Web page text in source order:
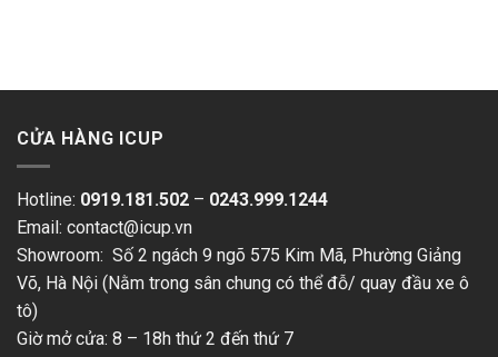
CỬA HÀNG ICUP
Hotline: 0919.181.502 – 0243.999.1244
Email: contact@icup.vn
Showroom: Số 2 ngách 9 ngõ 575 Kim Mã, Phường Giảng
Võ, Hà Nội (Nằm trong sân chung có thể đỗ/ quay đầu xe ô
tô)
Giờ mở cửa: 8 – 18h thứ 2 đến thứ 7